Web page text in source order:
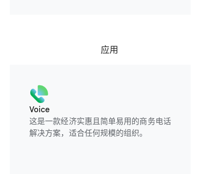
应用
Voice
这是一款经济实惠且简单易用的商务电话
解决方案，适合任何规模的组织。